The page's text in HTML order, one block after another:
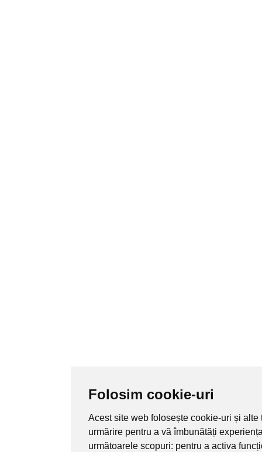
Folosim cookie-uri
Acest site web folosește cookie-uri și alte
urmărire pentru a vă îmbunătăți
următoarele scopuri: pentru a activa